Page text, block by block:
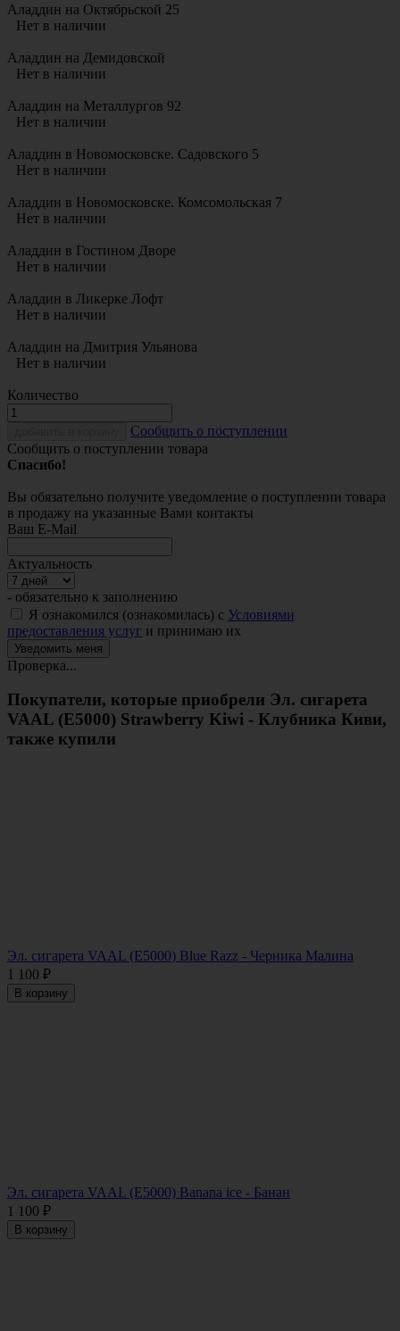
Аладдин на Октябрьской 25
Нет в наличии
Аладдин на Демидовской
Нет в наличии
Аладдин на Металлургов 92
Нет в наличии
Аладдин в Новомосковске. Садовского 5
Нет в наличии
Аладдин в Новомосковске. Комсомольская 7
Нет в наличии
Аладдин в Гостином Дворе
Нет в наличии
Аладдин в Ликерке Лофт
Нет в наличии
Аладдин на Дмитрия Ульянова
Нет в наличии
Количество
Cообщить о поступлении
Сообщить о поступлении товара
Спасибо!
Вы обязательно получите уведомление о поступлении товара
в продажу на указанные Вами контакты
Ваш E-Mail
Актуальность
- обязательно к заполнению
Я ознакомился (ознакомилась) с Условиями
предоставления услуг и принимаю их
Проверка...
Покупатели, которые приобрели Эл. сигарета
VAAL (E5000) Strawberry Kiwi - Клубника Киви,
также купили
Эл. сигарета VAAL (E5000) Blue Razz - Черника Малина
1 100 ₽
В корзину
Эл. сигарета VAAL (E5000) Banana ice - Банан
1 100 ₽
В корзину